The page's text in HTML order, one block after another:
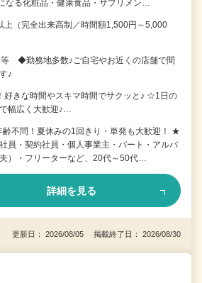
なる化粧品・健康食品・サプリメン…
上（完全出来高制／時間額1,500円～5,000
◆勤務地多数♪ご自宅やお近くの店舗で間
♪
好きな時間やスキマ時間でサクッと♪ ☆1日の
幅広く大歓迎♪…
齢不問！夏休みの1回きり・単発も大歓迎！ ★
員・契約社員・個人事業主・パート・アルバ
）・フリーターなど、20代～50代…
詳細を見る
更新日： 2026/08/05 掲載終了日： 2026/08/30